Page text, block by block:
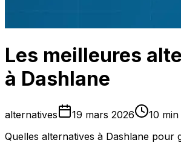
Les meilleures
à Dashlane
alternatives 19 mars 2026
10
Quelles alternatives à Dashlane pour